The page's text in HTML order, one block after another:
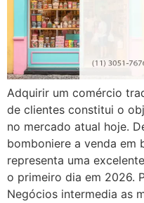
Adquirir um comércio
de clientes constitui o
no mercado atual hoje.
bomboniere a venda em
representa uma
o primeiro dia em 2026.
Negócios intermedia as